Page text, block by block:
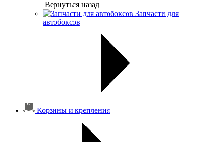
Вернуться назад
Запчасти для
автобоксов
Корзины и крепления